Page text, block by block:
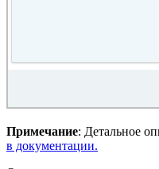
Примечание: Детальное
в документации.